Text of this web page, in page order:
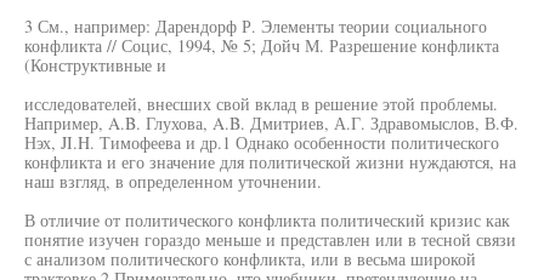
3 См., например: Дарендорф Р. Элементы теории социального
конфликта // Социс, 1994, № 5; Дойч М. Разрешение конфликта
(Конструктивные и
исследователей, внесших свой вклад в решение этой проблемы.
Например, A.B. Глухова, A.B. Дмитриев, А.Г. Здравомыслов, В.Ф.
Нэх, JI.H. Тимофеева и др.1 Однако особенности политического
конфликта и его значение для политической жизни нуждаются, на
наш взгляд, в определенном уточнении.
В отличие от политического конфликта политический кризис как
понятие изучен гораздо меньше и представлен или в тесной связи
с анализом политического конфликта, или в весьма широкой